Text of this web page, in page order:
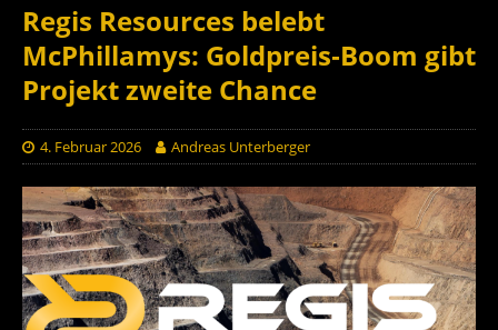
Regis Resources belebt
McPhillamys: Goldpreis‑Boom gibt
Projekt zweite Chance
4. Februar 2026 Andreas Unterberger